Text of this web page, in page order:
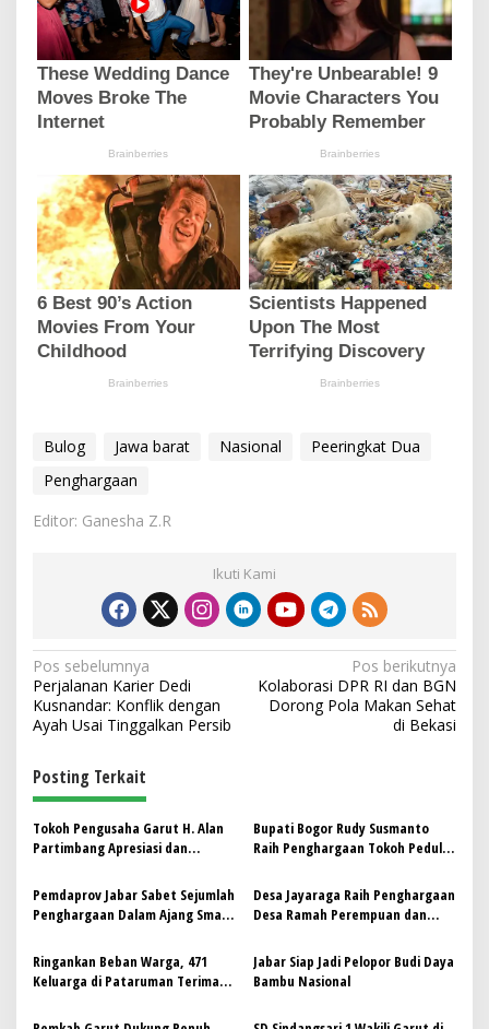
Bulog Jawa barat Nasional
Peeringkat Dua
Penghargaan
Editor: Ganesha Z.R
Ikuti Kami
N
a
v
i
g
a
s
i
p
o
s
Pos sebelumnya
Perjalanan Karier Dedi
Kusnandar: Konflik dengan
Ayah Usai Tinggalkan Persib
Pos berikutnya
Kolaborasi DPR RI dan BGN
Dorong Pola Makan Sehat
di Bekasi
Posting Terkait
Tokoh Pengusaha Garut H. Alan
Partimbang Apresiasi dan
Bersinergi dengan BULOG
Bupati Bogor Rudy Susmanto
Raih Penghargaan Tokoh Peduli
Pemdaprov Jabar Sabet Sejumlah
Penghargaan Dalam Ajang Smart
Desa Jayaraga Raih Penghargaan
Desa Ramah Perempuan dan
HARGANAS ke-32 dan HAN 2025
Ringankan Beban Warga, 471
Keluarga di Pataruman Terima
Jabar Siap Jadi Pelopor Budi Daya
Bambu Nasional